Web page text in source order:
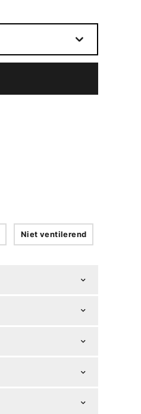
Niet ventilerend